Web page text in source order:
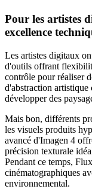
Pour les artistes
excellence
Les artistes digitaux
d'outils offrant
contrôle pour réaliser
d'abstraction
développer des
Mais bon, différents
les visuels produits
avancé d'Imagen 4
précision texturale
Pendant ce temps,
cinématographiques
environnemental.